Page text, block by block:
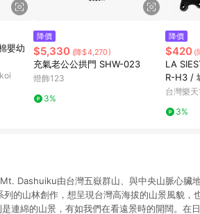
嬰幼
降價
$5,330 (降$4,270)
充氣老公公拱門 SHW-023
燈飾123
3%
降價
$420 (
LA
R-H3 /
千/吊繩/
台灣樂
3%
Dashuiku由台灣五嶽群山、與中央山脈心臟
的山林創作，想呈現台灣高海拔的山景風貌，
連綿的山景，有如我們在看遠景時的開闊。在